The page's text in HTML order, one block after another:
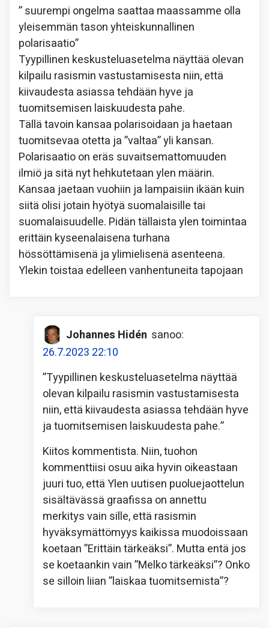
” suurempi ongelma saattaa maassamme olla
yleisemmän tason yhteiskunnallinen
polarisaatio”
Tyypillinen keskusteluasetelma näyttää olevan
kilpailu rasismin vastustamisesta niin, että
kiivaudesta asiassa tehdään hyve ja
tuomitsemisen laiskuudesta pahe.
Tällä tavoin kansaa polarisoidaan ja haetaan
tuomitsevaa otetta ja ”valtaa” yli kansan.
Polarisaatio on eräs suvaitsemattomuuden
ilmiö ja sitä nyt hehkutetaan ylen määrin.
Kansaa jaetaan vuohiin ja lampaisiin ikään kuin
siitä olisi jotain hyötyä suomalaisille tai
suomalaisuudelle. Pidän tällaista ylen toimintaa
erittäin kyseenalaisena turhana
hössöttämisenä ja ylimielisenä asenteena.
Ylekin toistaa edelleen vanhentuneita tapojaan
Johannes Hidén sanoo:
26.7.2023 22:10
”Tyypillinen keskusteluasetelma näyttää
olevan kilpailu rasismin vastustamisesta
niin, että kiivaudesta asiassa tehdään hyve
ja tuomitsemisen laiskuudesta pahe.”
Kiitos kommentista. Niin, tuohon
kommenttiisi osuu aika hyvin oikeastaan
juuri tuo, että Ylen uutisen puoluejaottelun
sisältävässä graafissa on annettu
merkitys vain sille, että rasismin
hyväksymättömyys kaikissa muodoissaan
koetaan ”Erittäin tärkeäksi”. Mutta entä jos
se koetaankin vain ”Melko tärkeäksi”? Onko
se silloin liian ”laiskaa tuomitsemista”?